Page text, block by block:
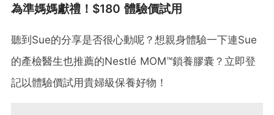
為準媽媽獻禮！$180 體驗價試用
聽到Sue的分享是否很心動呢？想親身體驗一下連Sue
的產檢醫生也推薦的Nestlé MOM™鎖養膠囊？立即登
記以體驗價試用貴婦級保養好物！